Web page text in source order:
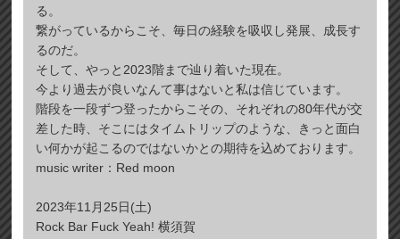
る。
繋がっているからこそ、毎日の経験を吸収し発展、成長す
るのだ。
そして、やっと2023階まで辿り着いた現在。
今より過去が良いなんて事はないと私は信じています。
階段を一段ずつ登ったからこその、それぞれの80年代が交
差した時、そこにはタイムトリップのような、きっと面白
い何かが起こるのではないかとの期待を込めております。
music writer：Red moon
2023年11月25日(土)
Rock Bar Fuck Yeah! 横須賀